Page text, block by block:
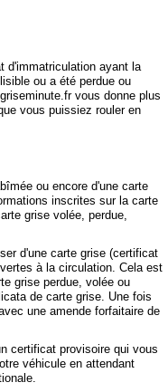
d'immatriculation ayant la
ou a été perdue ou
vous donne plus
vous puissiez rouler en
ou encore d'une carte
inscrites sur la carte
grise volée, perdue,
d'une carte grise (certificat
à la circulation. Cela est
grise perdue, volée ou
de carte grise. Une fois
une amende forfaitaire de
certificat provisoire qui vous
véhicule en attendant